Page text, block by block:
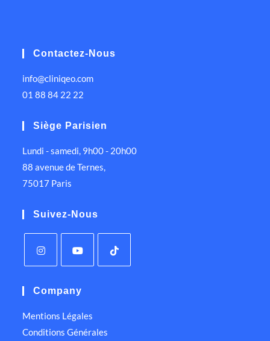
Contactez-Nous
info@cliniqeo.com
01 88 84 22 22
Siège Parisien
Lundi - samedi, 9h00 - 20h00
88 avenue de Ternes,
75017 Paris
Suivez-Nous
Company
Mentions Légales
Conditions Générales